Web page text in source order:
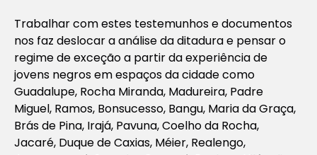
Trabalhar com estes testemunhos e documentos
nos faz deslocar a análise da ditadura e pensar o
regime de exceção a partir da experiência de
jovens negros em espaços da cidade como
Guadalupe, Rocha Miranda, Madureira, Padre
Miguel, Ramos, Bonsucesso, Bangu, Maria da Graça,
Brás de Pina, Irajá, Pavuna, Coelho da Rocha,
Jacaré, Duque de Caxias, Méier, Realengo,